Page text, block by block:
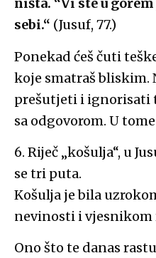
ništa. “Vi ste u
sebi.“ (Jusuf, 77.)
Ponekad ćeš čuti
koje smatraš bliskim.
prešutjeti i ignorisati
sa odgovorom. U
6. Riječ „košulja“, u
se tri puta.
Košulja je bila
nevinosti i vjesnikom
Ono što te danas